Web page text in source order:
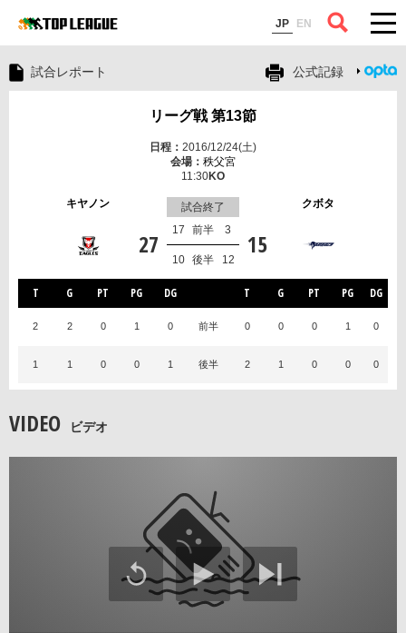
JP EN
コラム
試合レポート 公式記録
リーグ戦 第13節
2016/12/24(土)
秩父宮
11:30
キヤノン クボタ
試合終了
27 15
前半
17 3
後半
10 12
T G PT PG DG T G PT PG DG
2 2 0 1 0 前半 0 0 0 1 0
1 1 0 0 1 後半 2 1 0 0 0
VIDEO ビデオ